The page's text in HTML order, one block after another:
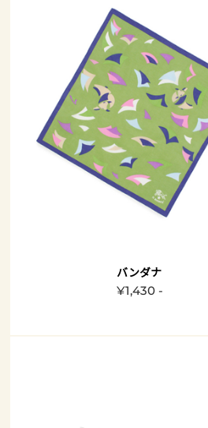
バンダナ
¥1,430 -